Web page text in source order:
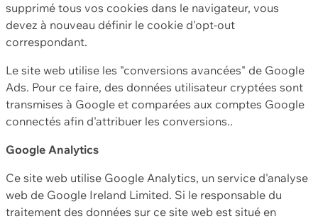
supprimé tous vos cookies dans le navigateur, vous
devez à nouveau définir le cookie d'opt-out
correspondant.
Le site web utilise les "conversions avancées" de Google
Ads. Pour ce faire, des données utilisateur cryptées sont
transmises à Google et comparées aux comptes Google
connectés afin d'attribuer les conversions..
Google Analytics
Ce site web utilise Google Analytics, un service d'analyse
web de Google Ireland Limited. Si le responsable du
traitement des données sur ce site web est situé en